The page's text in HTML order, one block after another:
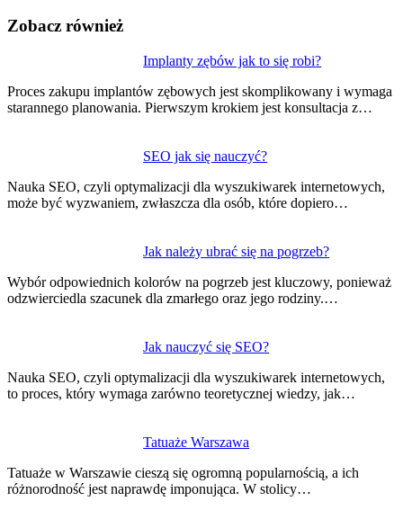
Zobacz również
Implanty zębów jak to się robi?
Proces zakupu implantów zębowych jest skomplikowany i wymaga
starannego planowania. Pierwszym krokiem jest konsultacja z…
SEO jak się nauczyć?
Nauka SEO, czyli optymalizacji dla wyszukiwarek internetowych,
może być wyzwaniem, zwłaszcza dla osób, które dopiero…
Jak należy ubrać się na pogrzeb?
Wybór odpowiednich kolorów na pogrzeb jest kluczowy, ponieważ
odzwierciedla szacunek dla zmarłego oraz jego rodziny.…
Jak nauczyć się SEO?
Nauka SEO, czyli optymalizacji dla wyszukiwarek internetowych,
to proces, który wymaga zarówno teoretycznej wiedzy, jak…
Tatuaże Warszawa
Tatuaże w Warszawie cieszą się ogromną popularnością, a ich
różnorodność jest naprawdę imponująca. W stolicy…
wpisu